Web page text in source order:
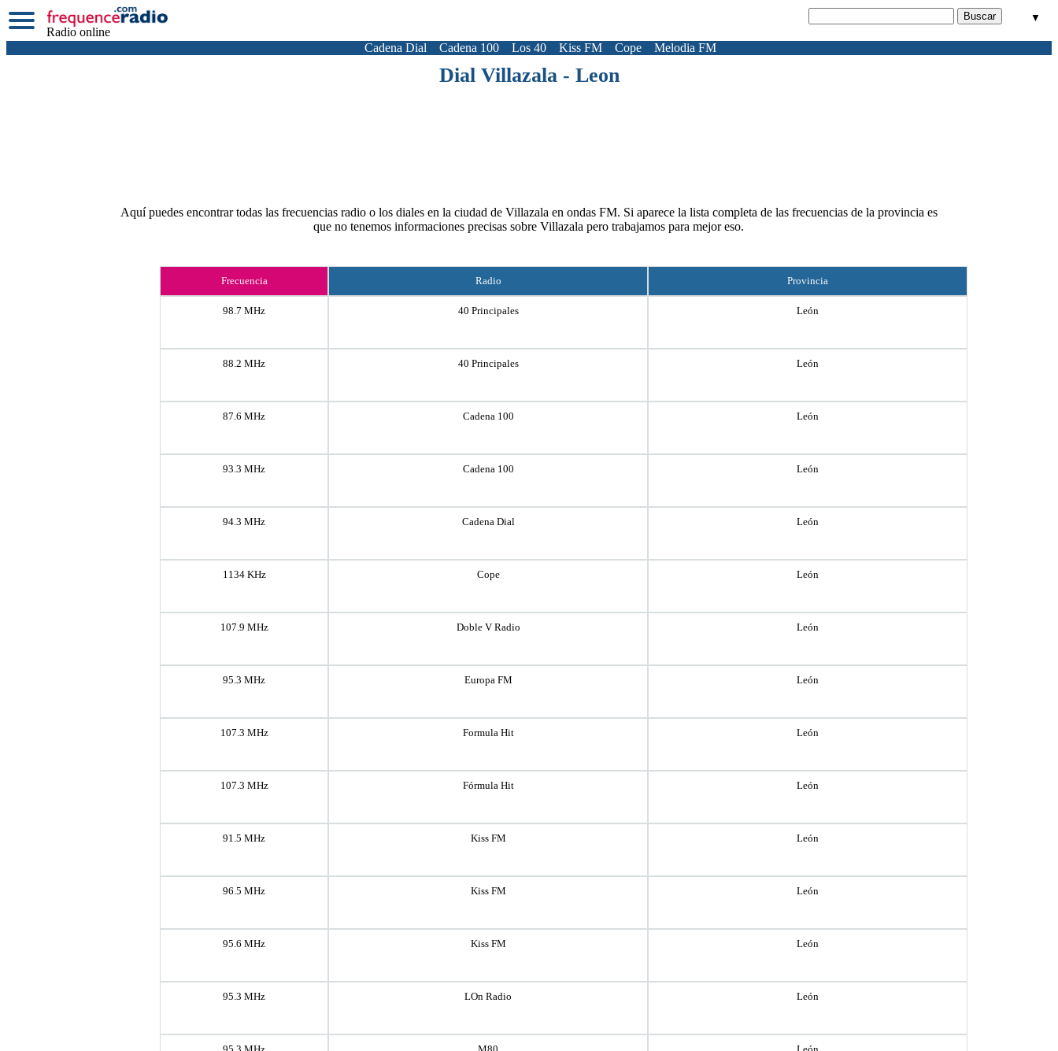
Radio online
▼
Cadena Dial Cadena 100 Los 40 Kiss FM Cope Melodia FM
Dial Villazala - Leon
Aquí puedes encontrar todas las frecuencias radio o los diales en la ciudad de Villazala en ondas FM. Si aparece la lista completa de las frecuencias de la provincia es
que no tenemos informaciones precisas sobre Villazala pero trabajamos para mejor eso.
Frecuencia Radio Provincia
98.7 MHz 40 Principales León
88.2 MHz 40 Principales León
87.6 MHz Cadena 100 León
93.3 MHz Cadena 100 León
94.3 MHz Cadena Dial León
1134 KHz Cope León
107.9 MHz Doble V Radio León
95.3 MHz Europa FM León
107.3 MHz Formula Hit León
107.3 MHz Fórmula Hit León
91.5 MHz Kiss FM León
96.5 MHz Kiss FM León
95.6 MHz Kiss FM León
95.3 MHz LOn Radio León